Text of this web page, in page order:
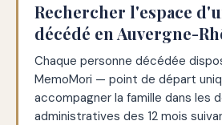
Rechercher l'espace
décédé en Auvergne-
Chaque personne décédée
MemoMori — point de départ
accompagner la famille dans les
administratives des 12 mois